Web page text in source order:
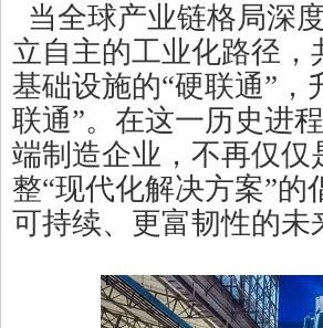
当全球产业链格局深
立自主的工业化路径，
基础设施的“硬联通”
联通”。在这一历史进
端制造企业，不再仅
整“现代化解决方案”
可持续、更富韧性的